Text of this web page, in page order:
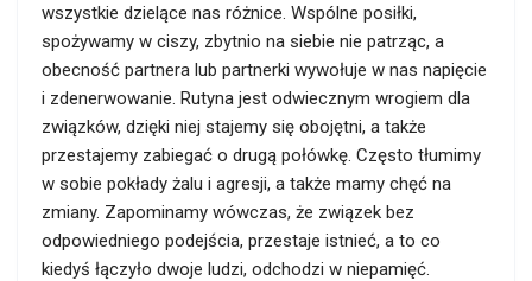
wszystkie dzielące nas różnice. Wspólne posiłki,
spożywamy w ciszy, zbytnio na siebie nie patrząc, a
obecność partnera lub partnerki wywołuje w nas napięcie
i zdenerwowanie. Rutyna jest odwiecznym wrogiem dla
związków, dzięki niej stajemy się obojętni, a także
przestajemy zabiegać o drugą połówkę. Często tłumimy
w sobie pokłady żalu i agresji, a także mamy chęć na
zmiany. Zapominamy wówczas, że związek bez
odpowiedniego podejścia, przestaje istnieć, a to co
kiedyś łączyło dwoje ludzi, odchodzi w niepamięć.